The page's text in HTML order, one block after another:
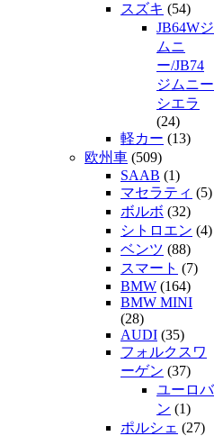
スズキ (54)
JB64Wジ
ムニ
ー/JB74
ジムニー
シエラ
(24)
軽カー (13)
欧州車 (509)
SAAB (1)
マセラティ (5)
ボルボ (32)
シトロエン (4)
ベンツ (88)
スマート (7)
BMW (164)
BMW MINI
(28)
AUDI (35)
フォルクスワ
ーゲン (37)
ユーロバ
ン (1)
ポルシェ (27)